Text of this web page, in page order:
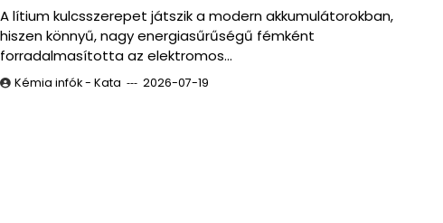
A lítium kulcsszerepet játszik a modern akkumulátorokban,
hiszen könnyű, nagy energiasűrűségű fémként
forradalmasította az elektromos…
Kémia infók - Kata 2026-07-19